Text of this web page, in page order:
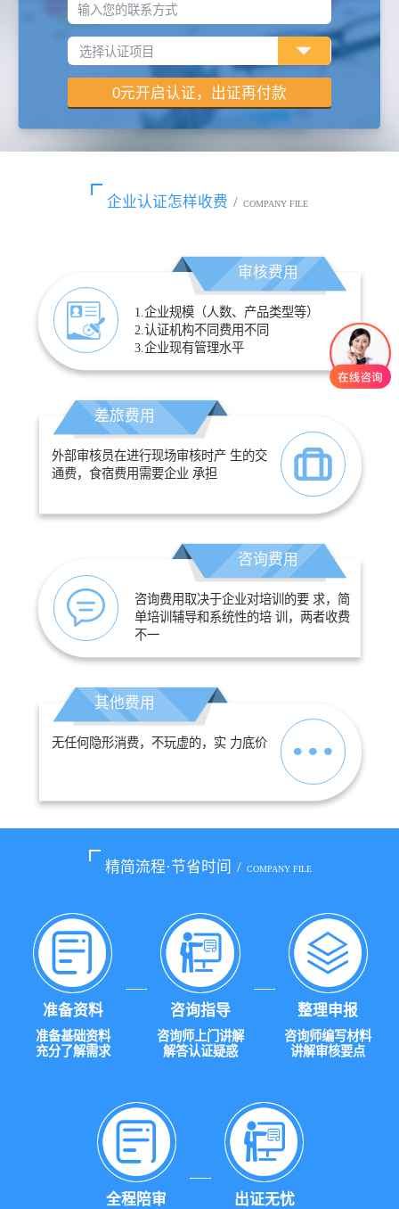
输入您的联系方式
企业认证怎样收费 / COMPANY FILE
审核费用
1.企业规模（人数、产品类型等）
2.认证机构不同费用不同
3.企业现有管理水平
差旅费用
外部审核员在进行现场审核时产 生的交
通费，食宿费用需要企业 承担
咨询费用
咨询费用取决于企业对培训的要 求，简
单培训辅导和系统性的培 训，两者收费
不一
其他费用
无任何隐形消费，不玩虚的，实 力底价
精简流程·节省时间 / COMPANY FILE
准备资料
准备基础资料
充分了解需求
咨询指导
咨询师上门讲解
解答认证疑惑
整理申报
咨询师编写材料
讲解审核要点
全程陪审 出证无忧